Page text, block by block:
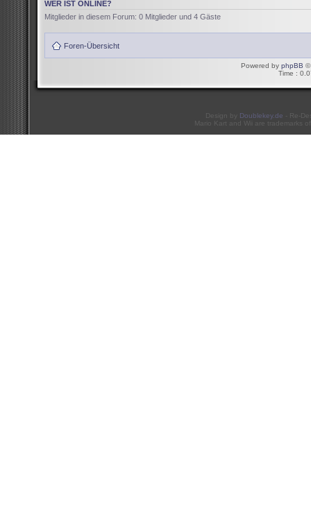
WER IST ONLINE?
Mitglieder in diesem Forum: 0 Mitglieder und 4 Gäste
Foren-Übersicht
Powered by phpBB ©
Time :
Design by Doublekey.de - Re-
Mario Kart and Wii are trademarks